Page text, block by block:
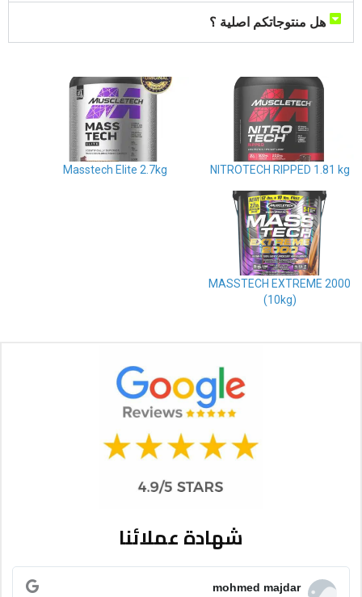
هل منتوجاتكم اصلية ؟
NITROTECH RIPPED 1.81 kg
Masstech Elite 2.7kg
MASSTECH EXTREME 2000
(10kg)
شهادة عملائنا
mohmed majdar
Read
More